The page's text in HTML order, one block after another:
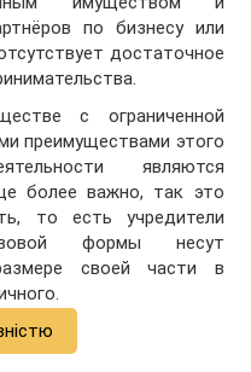
по бизнесу или
достаточное
с ограниченной
преимуществами этого
являются
более важно, так это
то есть учредители
формы несут
своей части в